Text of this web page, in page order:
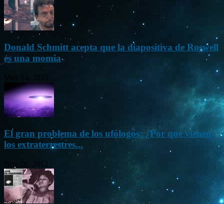
Donald Schmitt acepta que la diapositiva de Roswell
es una momia
May 14, 2015
El gran problema de los ufólogos: ¿Por qué vienen
los extraterrestres...
Nov 26, 2012